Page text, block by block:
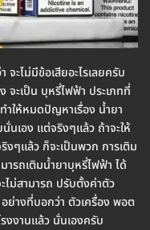
ะไม่มีข้อเสียอะไรเลยครับ
จะเป็น บุหรี่ไฟฟ้า ประเภทที่
ำให้หมดปัญหาเรื่อง น้ำยา
นเอง แต่จริงๆแล้ว ถ้าจะให้
ๆแล้ว ก็จะเป็นพวก การเติม
ารถเติมน้ำยาบุหรี่ไฟฟ้า ได้
ไม่สามารถ ปรับตั้งค่าตัว
อย่างที่บอกว่า ตัวเครื่อง พอต
งงานแล้ว นั่นเองครับ